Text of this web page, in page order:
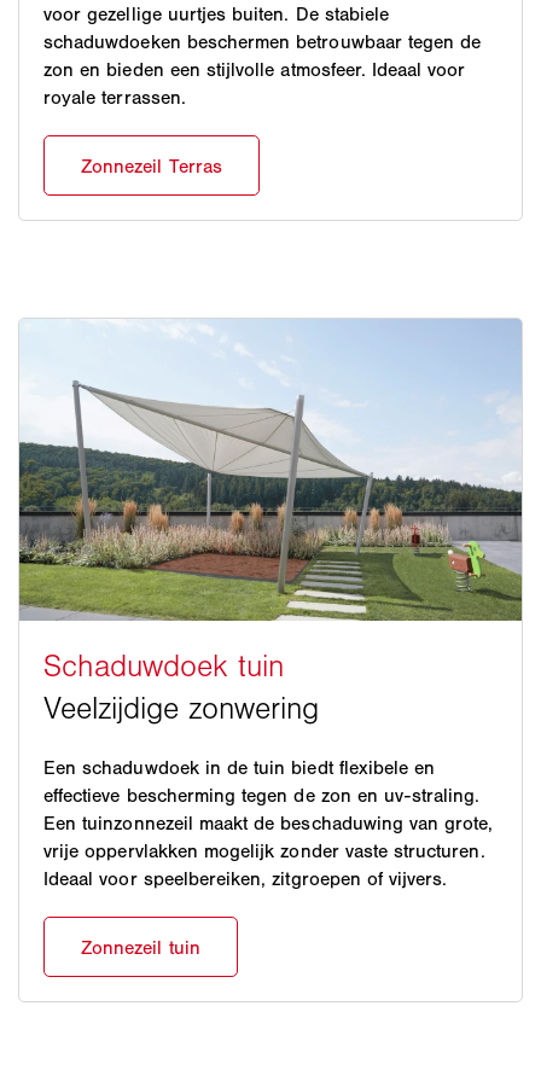
voor gezellige uurtjes buiten. De stabiele
schaduwdoeken beschermen betrouwbaar tegen de
zon en bieden een stijlvolle atmosfeer. Ideaal voor
royale terrassen.
Een schaduwdoek in de tuin biedt flexibele en
effectieve bescherming tegen de zon en uv-straling.
Een tuinzonnezeil maakt de beschaduwing van grote,
vrije oppervlakken mogelijk zonder vaste structuren.
Ideaal voor speelbereiken, zitgroepen of vijvers.